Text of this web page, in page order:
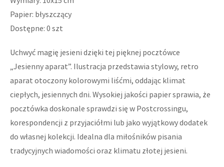
Papier: błyszczący
Dostępne: 0 szt
Uchwyć magię jesieni dzięki tej pięknej pocztówce
„Jesienny aparat”. Ilustracja przedstawia stylowy, retro
aparat otoczony kolorowymi liśćmi, oddając klimat
ciepłych, jesiennych dni. Wysokiej jakości papier sprawia, że
pocztówka doskonale sprawdzi się w Postcrossingu,
korespondencji z przyjaciółmi lub jako wyjątkowy dodatek
do własnej kolekcji. Idealna dla miłośników pisania
tradycyjnych wiadomości oraz klimatu złotej jesieni.